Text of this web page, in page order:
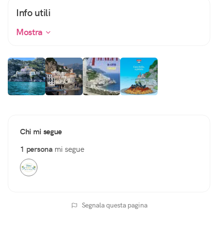
Info utili
Mostra
Chi mi segue
1 personami segue
Segnala questa pagina